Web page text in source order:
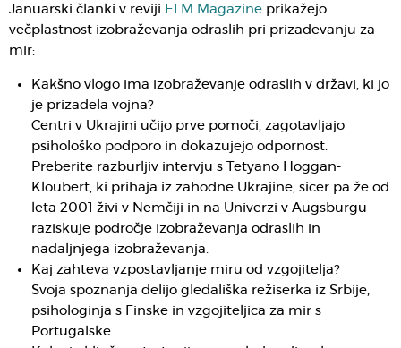
Januarski članki v reviji ELM Magazine prikažejo
večplastnost izobraževanja odraslih pri prizadevanju za
mir:
Kakšno vlogo ima izobraževanje odraslih v državi, ki jo
je prizadela vojna?
Centri v Ukrajini učijo prve pomoči, zagotavljajo
psihološko podporo in dokazujejo odpornost.
Preberite razburljiv intervju s Tetyano Hoggan-
Kloubert, ki prihaja iz zahodne Ukrajine, sicer pa že od
leta 2001 živi v Nemčiji in na Univerzi v Augsburgu
raziskuje področje izobraževanja odraslih in
nadaljnjega izobraževanja.
Kaj zahteva vzpostavljanje miru od vzgojitelja?
Svoja spoznanja delijo gledališka režiserka iz Srbije,
psihologinja s Finske in vzgojiteljica za mir s
Portugalske.